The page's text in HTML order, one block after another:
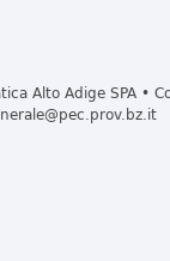
Alto Adige SPA •